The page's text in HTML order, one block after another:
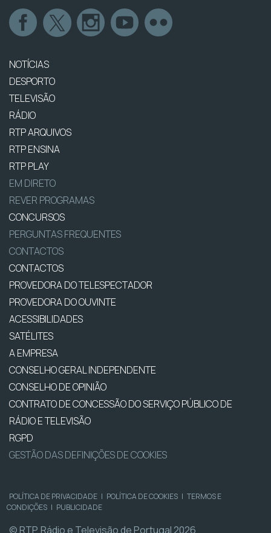
NOTÍCIAS
DESPORTO
TELEVISÃO
RÁDIO
RTP ARQUIVOS
RTP ENSINA
RTP PLAY
EM DIRETO
REVER PROGRAMAS
CONCURSOS
PERGUNTAS FREQUENTES
CONTACTOS
CONTACTOS
PROVEDORA DO TELESPECTADOR
PROVEDORA DO OUVINTE
ACESSIBILIDADES
SATÉLITES
A EMPRESA
CONSELHO GERAL INDEPENDENTE
CONSELHO DE OPINIÃO
CONTRATO DE CONCESSÃO DO SERVIÇO PÚBLICO DE
RÁDIO E TELEVISÃO
RGPD
GESTÃO DAS DEFINIÇÕES DE COOKIES
POLÍTICA DE PRIVACIDADE | POLÍTICA DE COOKIES | TERMOS E
CONDIÇÕES | PUBLICIDADE
© RTP, Rádio e Televisão de Portugal 2026